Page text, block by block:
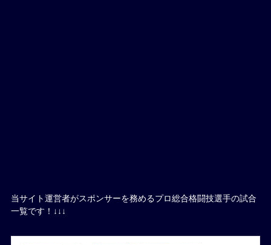
当サイト運営者がスポンサーを務めるプロ総合格闘技選手の試合
一覧です！↓↓↓